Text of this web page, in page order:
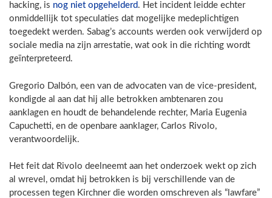
hacking, is nog niet opgehelderd. Het incident leidde echter
onmiddellijk tot speculaties dat mogelijke medeplichtigen
toegedekt werden. Sabag’s accounts werden ook verwijderd op
sociale media na zijn arrestatie, wat ook in die richting wordt
geïnterpreteerd.
Gregorio Dalbón, een van de advocaten van de vice-president,
kondigde al aan dat hij alle betrokken ambtenaren zou
aanklagen en houdt de behandelende rechter, Maria Eugenia
Capuchetti, en de openbare aanklager, Carlos Rivolo,
verantwoordelijk.
Het feit dat Rivolo deelneemt aan het onderzoek wekt op zich
al wrevel, omdat hij betrokken is bij verschillende van de
processen tegen Kirchner die worden omschreven als “lawfare”